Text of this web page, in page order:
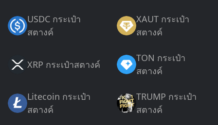
USDC กระเป๋า
สตางค์
XAUT กระเป๋า
สตางค์
XRP กระเป๋าสตางค์
TON กระเป๋า
สตางค์
Litecoin กระเป๋า
สตางค์
TRUMP กระเป๋า
สตางค์